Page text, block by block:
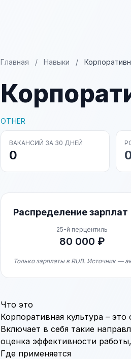
Главная / Навыки /
OTHER
ВАКАНСИЙ ЗА 30 ДНЕЙ
0
Распределение зарплат
25-й перцентиль
80 000 ₽
Только зарплаты в RUB. Источник —
Что это
Корпоративная культура –
Включает в себя такие
оценка эффективности
Где применяется